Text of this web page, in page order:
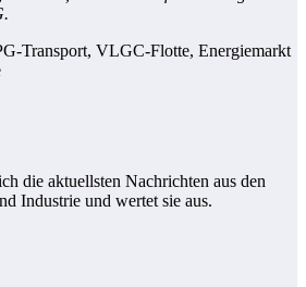
Transport, VLGC-Flotte, Energiemarkt
die aktuellsten Nachrichten aus den
Industrie und wertet sie aus.